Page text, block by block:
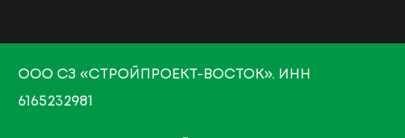
ООО СЗ «СТРОЙПРОЕКТ-ВОСТОК». ИНН
6165232981